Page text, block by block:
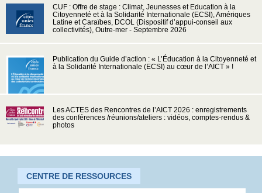
CUF : Offre de stage : Climat, Jeunesses et Education à la
Citoyenneté et à la Solidarité Internationale (ECSI), Amériques
Latine et Caraïbes, DCOL (Dispositif d’appui-conseil aux
collectivités), Outre-mer - Septembre 2026
Publication du Guide d’action : « L’Éducation à la Citoyenneté et
à la Solidarité Internationale (ECSI) au cœur de l’AICT » !
Les ACTES des Rencontres de l’AICT 2026 : enregistrements
des conférences /réunions/ateliers : vidéos, comptes-rendus &
photos
CENTRE DE RESSOURCES